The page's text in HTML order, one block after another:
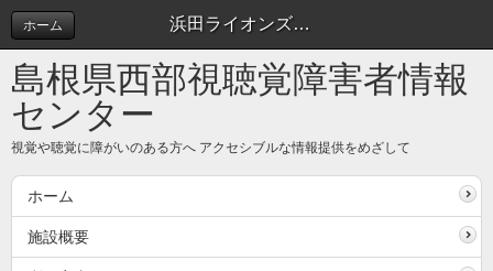
浜田ライオンズクラブ様からCD-RWをご寄贈頂きました。 | ニュースリリース
ホーム
島根県西部視聴覚障害者情報
センター
視覚や聴覚に障がいのある方へ アクセシブルな情報提供をめざして
ホーム
施設概要